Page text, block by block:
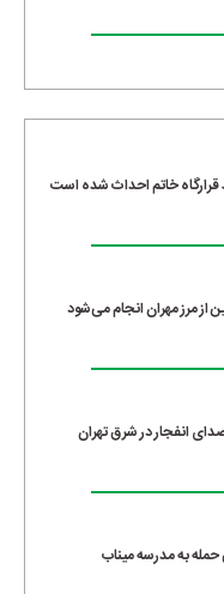
از مرز مهران انجام می‌شود
انفجار در شرق تهران
به مدرسه میناب